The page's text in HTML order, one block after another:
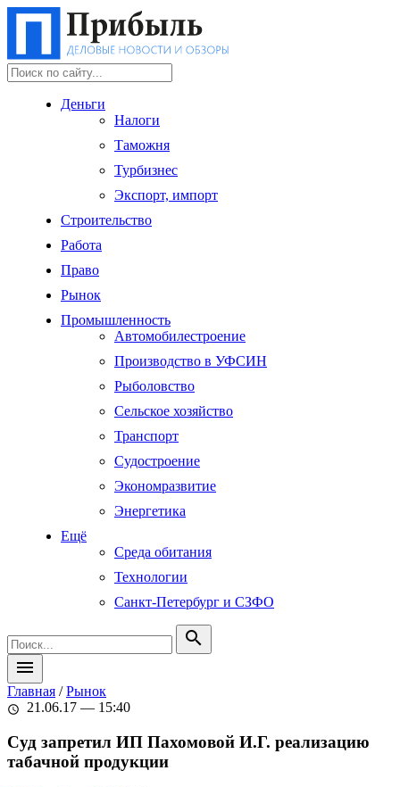
Деньги
Налоги
Таможня
Турбизнес
Экспорт, импорт
Строительство
Работа
Право
Рынок
Промышленность
Автомобилестроение
Производство в УФСИН
Рыболовство
Сельское хозяйство
Транспорт
Судостроение
Экономразвитие
Энергетика
Ещё
Среда обитания
Технологии
Санкт-Петербург и СЗФО
search
menu
Главная /Рынок
schedule 21.06.17 — 15:40
Суд запретил ИП Пахомовой И.Г. реализацию
табачной продукции